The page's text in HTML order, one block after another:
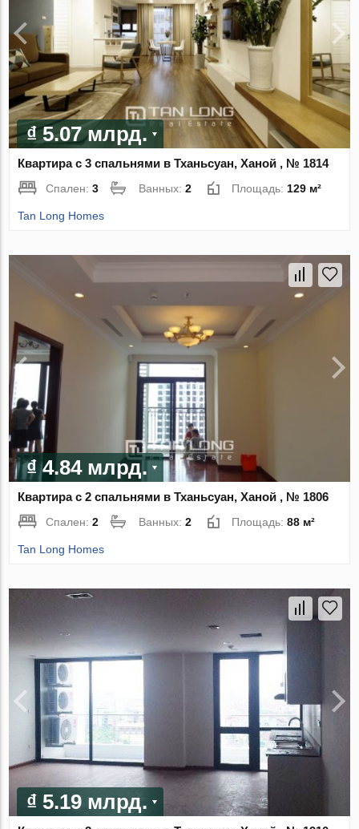
₫ 5.07 млрд.
Квартира с 3 спальнями в Тханьсуан, Ханой , № 1814
Спален:3 Ванных:2 Площадь: 129 м²
Tan Long Homes
₫ 4.84 млрд.
Квартира с 2 спальнями в Тханьсуан, Ханой , № 1806
Спален:2 Ванных:2 Площадь:88 м²
Tan Long Homes
₫ 5.19 млрд.